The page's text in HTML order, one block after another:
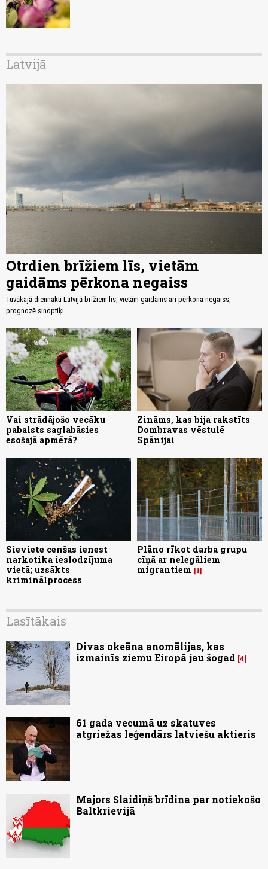
Latvijā
Otrdien brīžiem līs, vietām
gaidāms pērkona negaiss
Tuvākajā diennaktī Latvijā brīžiem līs, vietām gaidāms arī pērkona negaiss,
prognozē sinoptiķi.
Vai strādājošo vecāku
pabalsts saglabāsies
esošajā apmērā?
Zināms, kas bija rakstīts
Dombravas vēstulē
Spānijai
Sieviete cenšas ienest
narkotika ieslodzījuma
vietā; uzsākts
kriminālprocess
Plāno rīkot darba grupu
cīņā ar nelegāliem
migrantiem
1
Lasītākais
Divas okeāna anomālijas, kas
izmainīs ziemu Eiropā jau šogad 4
61 gada vecumā uz skatuves
atgriežas leģendārs latviešu aktieris
Majors Slaidiņš brīdina par notiekošo
Baltkrievijā